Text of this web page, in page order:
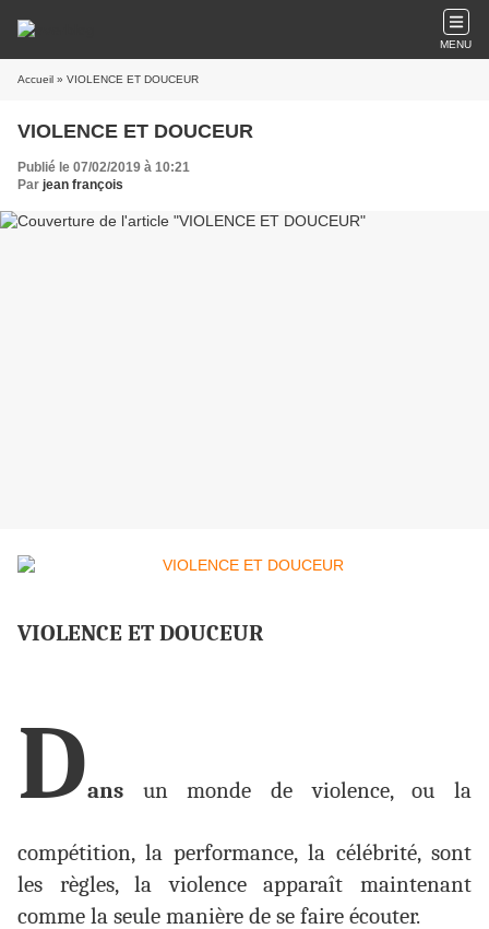
MENU
Accueil » VIOLENCE ET DOUCEUR
VIOLENCE ET DOUCEUR
Publié le 07/02/2019 à 10:21
Par jean françois
VIOLENCE ET DOUCEUR
Dans un monde de violence, ou la
compétition, la performance, la célébrité, sont
les règles, la violence apparaît maintenant
comme la seule manière de se faire écouter.